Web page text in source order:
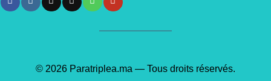
© 2026 Paratriplea.ma — Tous droits réservés.